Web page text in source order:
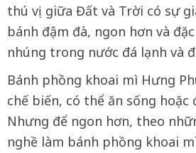
thú vị giữa Đất và Trời có sự
bánh đậm đà, ngon hơn và
nhúng trong nước đá lạnh và
Bánh phồng khoai mì Hưng
chế biến, có thể ăn sống hoặc
Nhưng để ngon hơn, theo
nghề làm bánh phồng khoai